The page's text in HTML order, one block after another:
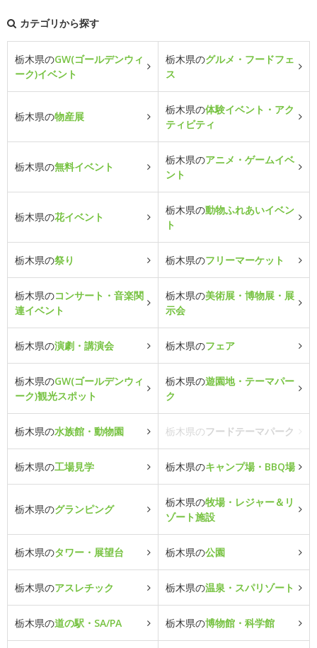
カテゴリから探す
栃木県のGW(ゴールデンウィ
ーク)イベント
栃木県のグルメ・フードフェ
ス
栃木県の物産展
栃木県の体験イベント・アク
ティビティ
栃木県の無料イベント
栃木県のアニメ・ゲームイベ
ント
栃木県の花イベント
栃木県の動物ふれあいイベン
ト
栃木県の祭り 栃木県のフリーマーケット
栃木県のコンサート・音楽関
連イベント
栃木県の美術展・博物展・展
示会
栃木県の演劇・講演会 栃木県のフェア
栃木県のGW(ゴールデンウィ
ーク)観光スポット
栃木県の遊園地・テーマパー
ク
栃木県の水族館・動物園 栃木県のフードテーマパーク
栃木県の工場見学 栃木県のキャンプ場・BBQ場
栃木県のグランピング
栃木県の牧場・レジャー＆リ
ゾート施設
栃木県のタワー・展望台 栃木県の公園
栃木県のアスレチック 栃木県の温泉・スパリゾート
栃木県の道の駅・SA/PA 栃木県の博物館・科学館